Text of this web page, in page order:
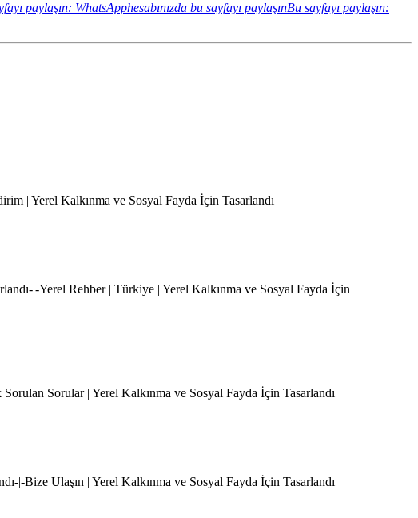
paylaşın: WhatsApphesabınızda bu sayfayı paylaşınBu sayfayı paylaşın:
| Yerel Kalkınma ve Sosyal Fayda İçin Tasarlandı
|-Yerel Rehber | Türkiye | Yerel Kalkınma ve Sosyal Fayda İçin
Sorular | Yerel Kalkınma ve Sosyal Fayda İçin Tasarlandı
|-Bize Ulaşın | Yerel Kalkınma ve Sosyal Fayda İçin Tasarlandı